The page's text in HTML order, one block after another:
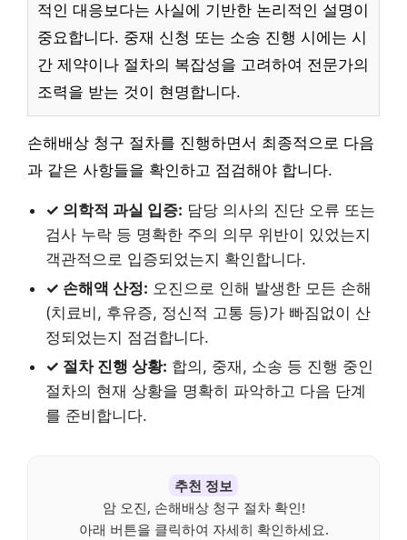
적인 대응보다는 사실에 기반한 논리적인 설명이
중요합니다. 중재 신청 또는 소송 진행 시에는 시
간 제약이나 절차의 복잡성을 고려하여 전문가의
조력을 받는 것이 현명합니다.
손해배상 청구 절차를 진행하면서 최종적으로 다음
과 같은 사항들을 확인하고 점검해야 합니다.
✓ 의학적 과실 입증: 담당 의사의 진단 오류 또는
검사 누락 등 명확한 주의 의무 위반이 있었는지
객관적으로 입증되었는지 확인합니다.
✓ 손해액 산정: 오진으로 인해 발생한 모든 손해
(치료비, 후유증, 정신적 고통 등)가 빠짐없이 산
정되었는지 점검합니다.
✓ 절차 진행 상황: 합의, 중재, 소송 등 진행 중인
절차의 현재 상황을 명확히 파악하고 다음 단계
를 준비합니다.
추천 정보
암 오진, 손해배상 청구 절차 확인!
아래 버튼을 클릭하여 자세히 확인하세요.